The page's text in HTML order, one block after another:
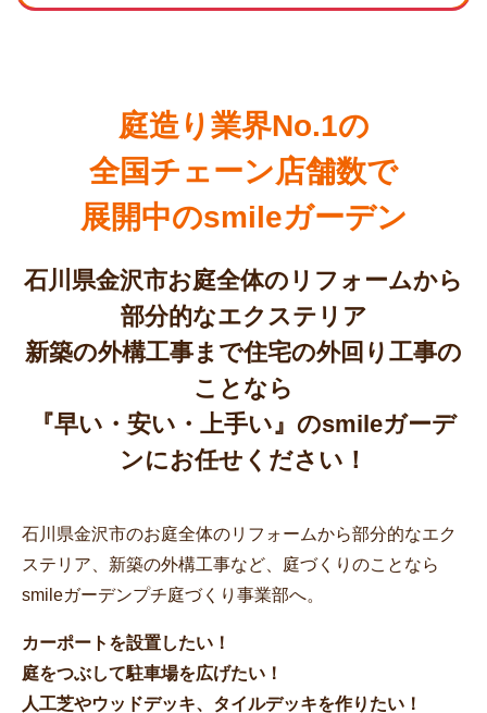
庭造り業界No.1の
全国チェーン店舗数で
展開中のsmileガーデン
石川県金沢市お庭全体のリフォームから
部分的なエクステリア
新築の外構工事まで住宅の外回り工事の
ことなら
『早い・安い・上手い』のsmileガーデ
ンにお任せください！
石川県金沢市のお庭全体のリフォームから部分的なエク
ステリア、新築の外構工事など、庭づくりのことなら
smileガーデンプチ庭づくり事業部へ。
カーポートを設置したい！
庭をつぶして駐車場を広げたい！
人工芝やウッドデッキ、タイルデッキを作りたい！